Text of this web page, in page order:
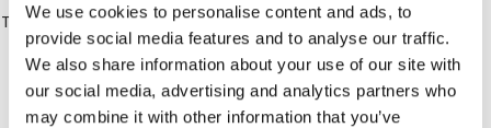
We use cookies to personalise content and ads, to
provide social media features and to analyse our traffic.
We also share information about your use of our site with
our social media, advertising and analytics partners who
may combine it with other information that you’ve
Tallrik Variace Guldkant 21 cm
Art nr.6121
5kr
LÄGG TILL I VARUKORG
Tallrik Variace Guldkant 24
cm
Art nr.6130
5kr